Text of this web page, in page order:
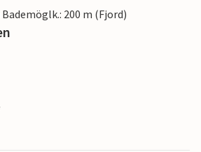
200 m (Fjord)